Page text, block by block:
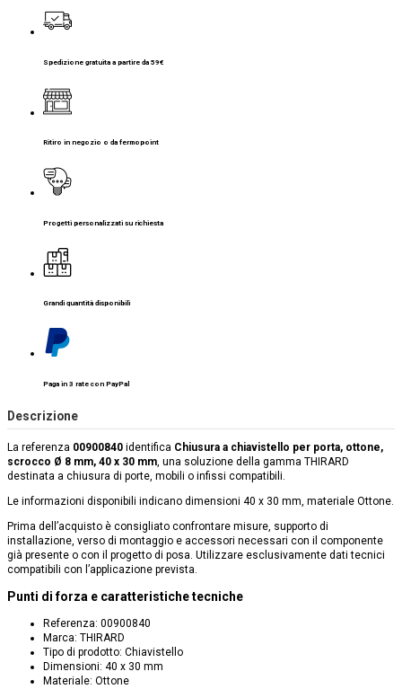
Spedizione gratuita a partire da 59€
Ritiro in negozio o da fermopoint
Progetti personalizzati su richiesta
Grandi quantità disponibili
Paga in 3 rate con PayPal
Descrizione
La referenza 00900840 identifica Chiusura a chiavistello per porta, ottone,
scrocco Ø 8 mm, 40 x 30 mm, una soluzione della gamma THIRARD
destinata a chiusura di porte, mobili o infissi compatibili.
Le informazioni disponibili indicano dimensioni 40 x 30 mm, materiale Ottone.
Prima dell’acquisto è consigliato confrontare misure, supporto di
installazione, verso di montaggio e accessori necessari con il componente
già presente o con il progetto di posa. Utilizzare esclusivamente dati tecnici
compatibili con l’applicazione prevista.
Punti di forza e caratteristiche tecniche
Referenza: 00900840
Marca: THIRARD
Tipo di prodotto: Chiavistello
Dimensioni: 40 x 30 mm
Materiale: Ottone